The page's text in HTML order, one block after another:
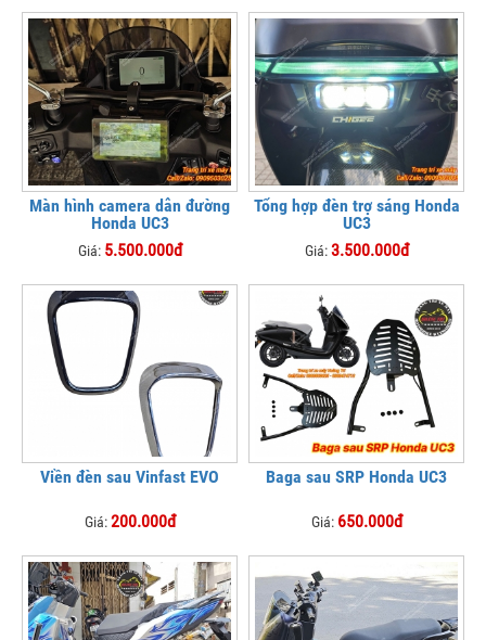
Màn hình camera dẫn đường
Honda UC3
Giá: 5.500.000đ
Tổng hợp đèn trợ sáng Honda
UC3
Giá:3.500.000đ
Viền đèn sau Vinfast EVO
Giá:200.000đ
Baga sau SRP Honda UC3
Giá: 650.000đ